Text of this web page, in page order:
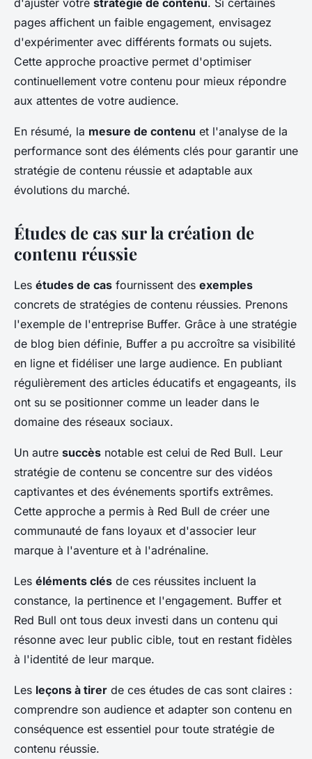
d'ajuster votre stratégie de contenu. Si certaines
pages affichent un faible engagement, envisagez
d'expérimenter avec différents formats ou sujets.
Cette approche proactive permet d'optimiser
continuellement votre contenu pour mieux répondre
aux attentes de votre audience.
En résumé, la mesure de contenu et l'analyse de la
performance sont des éléments clés pour garantir une
stratégie de contenu réussie et adaptable aux
évolutions du marché.
Études de cas sur la création de
contenu réussie
Les études de cas fournissent des exemples
concrets de stratégies de contenu réussies. Prenons
l'exemple de l'entreprise Buffer. Grâce à une stratégie
de blog bien définie, Buffer a pu accroître sa visibilité
en ligne et fidéliser une large audience. En publiant
régulièrement des articles éducatifs et engageants, ils
ont su se positionner comme un leader dans le
domaine des réseaux sociaux.
Un autre succès notable est celui de Red Bull. Leur
stratégie de contenu se concentre sur des vidéos
captivantes et des événements sportifs extrêmes.
Cette approche a permis à Red Bull de créer une
communauté de fans loyaux et d'associer leur
marque à l'aventure et à l'adrénaline.
Les éléments clés de ces réussites incluent la
constance, la pertinence et l'engagement. Buffer et
Red Bull ont tous deux investi dans un contenu qui
résonne avec leur public cible, tout en restant fidèles
à l'identité de leur marque.
Les leçons à tirer de ces études de cas sont claires :
comprendre son audience et adapter son contenu en
conséquence est essentiel pour toute stratégie de
contenu réussie.